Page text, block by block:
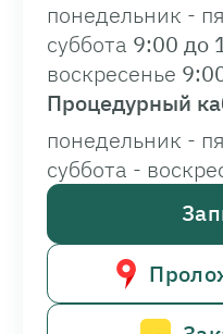
понедельник -
суббота 9:00 до
воскресенье
Процедурный
понедельник -
суббота -